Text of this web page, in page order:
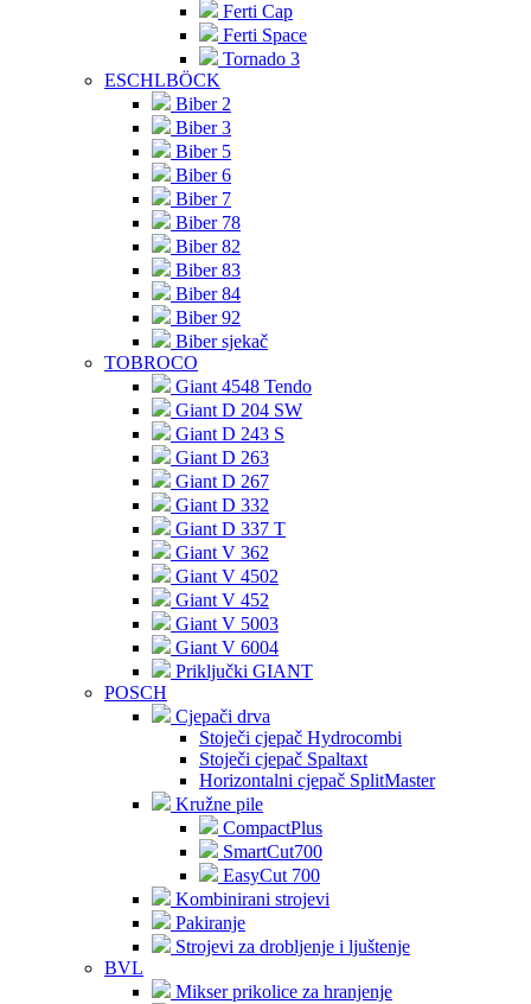
Ferti Cap
Ferti Space
Tornado 3
ESCHLBÖCK
Biber 2
Biber 3
Biber 5
Biber 6
Biber 7
Biber 78
Biber 82
Biber 83
Biber 84
Biber 92
Biber sjekač
TOBROCO
Giant 4548 Tendo
Giant D 204 SW
Giant D 243 S
Giant D 263
Giant D 267
Giant D 332
Giant D 337 T
Giant V 362
Giant V 4502
Giant V 452
Giant V 5003
Giant V 6004
Priključki GIANT
POSCH
Cjepači drva
Stoječi cjepač Hydrocombi
Stoječi cjepač Spaltaxt
Horizontalni cjepač SplitMaster
Kružne pile
CompactPlus
SmartCut700
EasyCut 700
Kombinirani strojevi
Pakiranje
Strojevi za drobljenje i ljuštenje
BVL
Mikser prikolice za hranjenje